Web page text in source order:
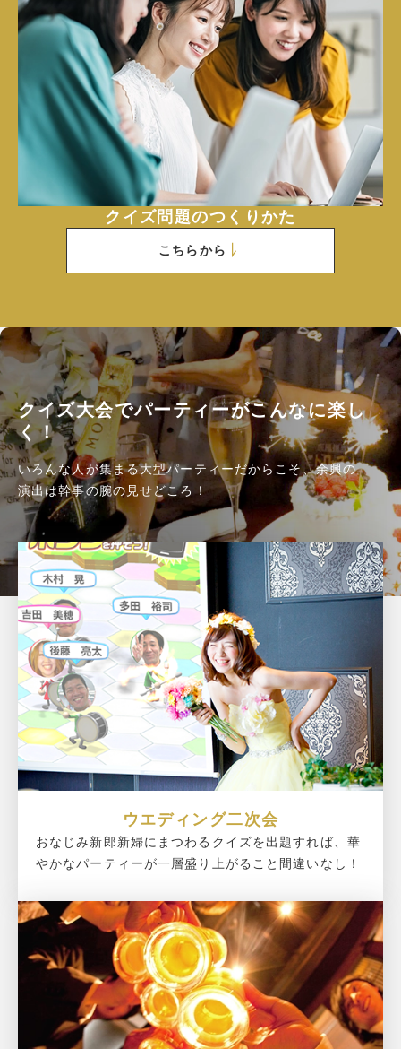
クイズ問題のつくりかた
こちらから
クイズ大会でパーティーがこんなに楽し
く！
いろんな人が集まる大型パーティーだからこそ、余興の
演出は幹事の腕の見せどころ！
ウエディング二次会
おなじみ新郎新婦にまつわるクイズを出題すれば、華
やかなパーティーが一層盛り上がること間違いなし！